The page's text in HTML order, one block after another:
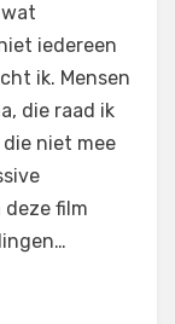
iedereen
ik. Mensen
die raad ik
die niet mee
film